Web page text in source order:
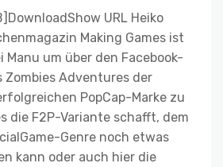
URL Heiko
Making Games ist
Manu um über den Facebook-
Zombies Adventures der
PopCap-Marke zu
die F2P-Variante schafft, dem
Genre noch etwas
kann oder auch hier die